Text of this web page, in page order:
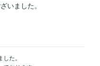
いました。
た。